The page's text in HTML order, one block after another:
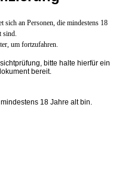
sich an Personen, die mindestens 18
sind.
um fortzufahren.
bitte halte hierfür ein
bereit.
18 Jahre alt bin.